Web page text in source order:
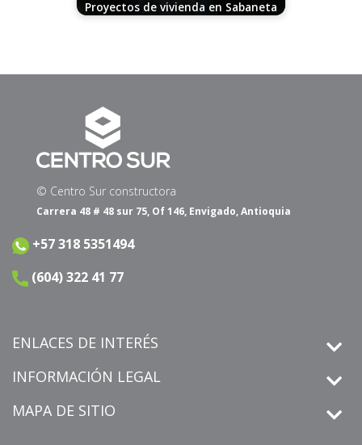
Proyectos de vivienda en Sabaneta
© Centro Sur constructora
Carrera 48 # 48 sur 75, Of 146, Envigado, Antioquia
+57 318 5351494
(604) 322 41 77
ENLACES DE INTERÉS
INFORMACIÓN LEGAL
MAPA DE SITIO